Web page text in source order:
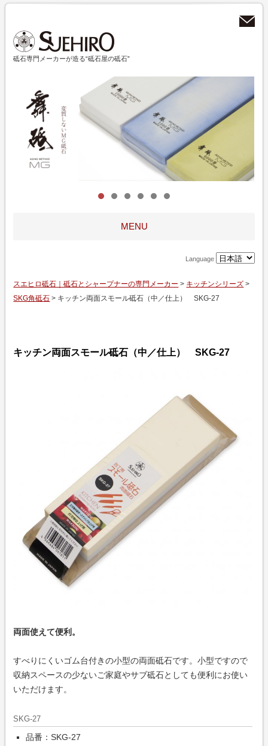
砥石専門メーカーが造る“砥石屋の砥石”
MENU
Language
スエヒロ砥石｜砥石とシャープナーの専門メーカー > キッチンシリーズ >
SKG角砥石 > キッチン両面スモール砥石（中／仕上） SKG-27
キッチン両面スモール砥石（中／仕上） SKG-27
両面使えて便利。
すべりにくいゴム台付きの小型の両面砥石です。小型ですので
収納スペースの少ないご家庭やサブ砥石としても便利にお使い
いただけます。
SKG-27
品番：SKG-27